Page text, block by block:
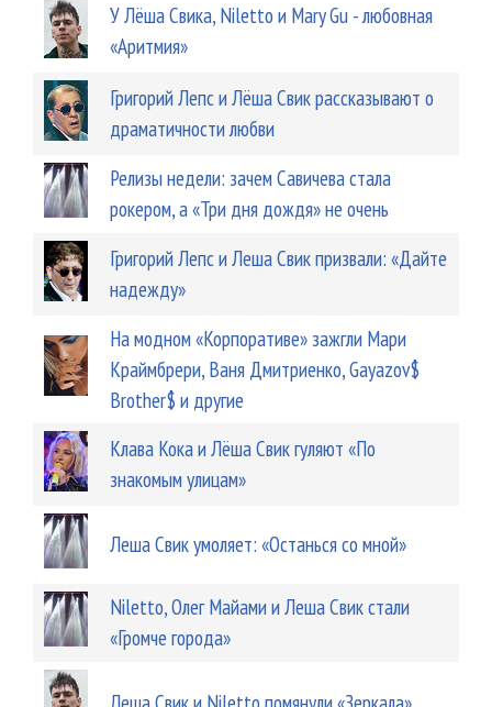
У Лёша Свика, Niletto и Mary Gu - любовная
«Аритмия»
Григорий Лепс и Лёша Свик рассказывают о
драматичности любви
Релизы недели: зачем Савичева стала
рокером, а «Три дня дождя» не очень
Григорий Лепс и Леша Свик призвали: «Дайте
надежду»
На модном «Корпоративе» зажгли Мари
Краймбрери, Ваня Дмитриенко, Gayazov$
Brother$ и другие
Клава Кока и Лёша Свик гуляют «По
знакомым улицам»
Леша Свик умоляет: «Останься со мной»
Niletto, Олег Майами и Леша Свик стали
«Громче города»